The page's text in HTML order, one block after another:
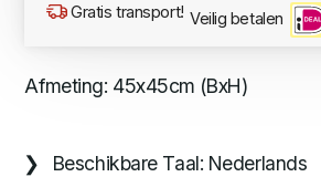
Gratis transport! Veilig betalen
Afmeting: 45x45cm (BxH)
Beschikbare Taal: Nederlands